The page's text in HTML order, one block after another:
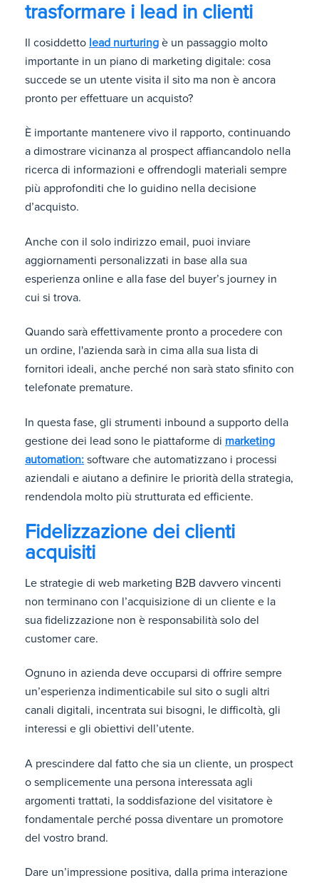
trasformare i lead in clienti
Il cosiddetto lead nurturing è un passaggio molto
importante in un piano di marketing digitale: cosa
succede se un utente visita il sito ma non è ancora
pronto per effettuare un acquisto?
È importante mantenere vivo il rapporto, continuando
a dimostrare vicinanza al prospect affiancandolo nella
ricerca di informazioni e offrendogli materiali sempre
più approfonditi che lo guidino nella decisione
d’acquisto.
Anche con il solo indirizzo email, puoi inviare
aggiornamenti personalizzati in base alla sua
esperienza online e alla fase del buyer’s journey in
cui si trova.
Quando sarà effettivamente pronto a procedere con
un ordine, l'azienda sarà in cima alla sua lista di
fornitori ideali, anche perché non sarà stato sfinito con
telefonate premature.
In questa fase, gli strumenti inbound a supporto della
gestione dei lead sono le piattaforme di marketing
automation: software che automatizzano i processi
aziendali e aiutano a definire le priorità della strategia,
rendendola molto più strutturata ed efficiente.
Fidelizzazione dei clienti
acquisiti
Le strategie di web marketing B2B davvero vincenti
non terminano con l’acquisizione di un cliente e la
sua fidelizzazione non è responsabilità solo del
customer care.
Ognuno in azienda deve occuparsi di offrire sempre
un’esperienza indimenticabile sul sito o sugli altri
canali digitali, incentrata sui bisogni, le difficoltà, gli
interessi e gli obiettivi dell’utente.
A prescindere dal fatto che sia un cliente, un prospect
o semplicemente una persona interessata agli
argomenti trattati, la soddisfazione del visitatore è
fondamentale perché possa diventare un promotore
del vostro brand.
Dare un’impressione positiva, dalla prima interazione